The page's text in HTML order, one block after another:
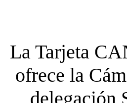
La Tarjeta
ofrece la
delegación